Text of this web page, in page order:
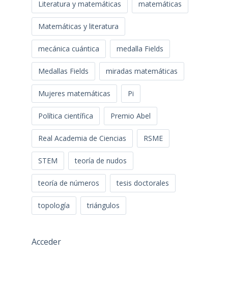
Literatura y matemáticas matemáticas
Matemáticas y literatura
mecánica cuántica medalla Fields
Medallas Fields miradas matemáticas
Mujeres matemáticas Pi
Política científica Premio Abel
Real Academia de Ciencias RSME
STEM teoría de nudos
teoría de números tesis doctorales
topología triángulos
Acceder